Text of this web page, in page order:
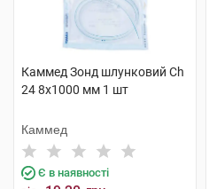
Каммед Зонд шлунковий Ch
24 8х1000 мм 1 шт
Каммед
Є в наявності